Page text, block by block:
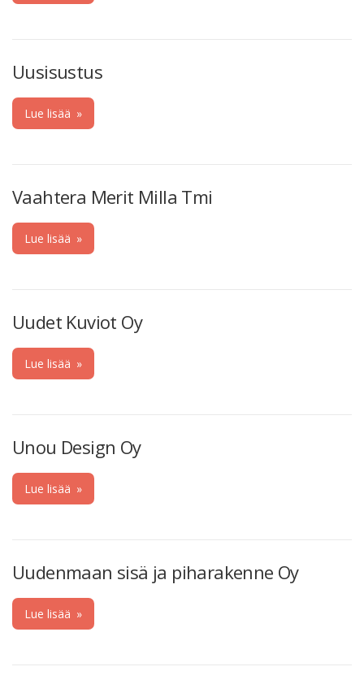
Uusisustus
Lue lisää »
Vaahtera Merit Milla Tmi
Lue lisää »
Uudet Kuviot Oy
Lue lisää »
Unou Design Oy
Lue lisää »
Uudenmaan sisä ja piharakenne Oy
Lue lisää »